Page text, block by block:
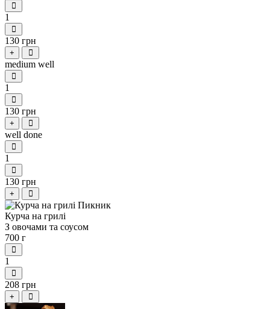
1
130 грн
+
medium well
1
130 грн
+
well done
1
130 грн
+
Курча на грилі
З овочами та соусом
700 г
1
208 грн
+